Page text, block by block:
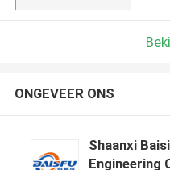
ONGEVEER ONS
Shaanxi
Engineering